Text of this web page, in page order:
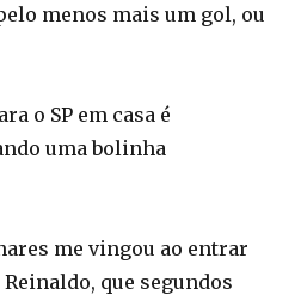
menos mais um gol, ou
o SP em casa é
uma bolinha
me vingou ao entrar
que segundos